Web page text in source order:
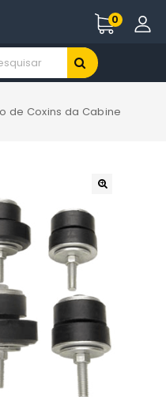
0
de Coxins da Cabine